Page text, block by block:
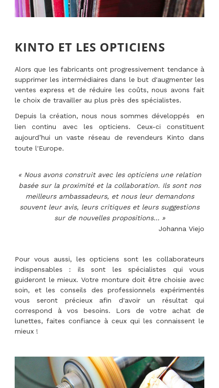
KINTO ET LES OPTICIENS
Alors que les fabricants ont progressivement tendance à
supprimer les intermédiaires dans le but d'augmenter les
ventes express et de réduire les coûts, nous avons fait
le choix de travailler au plus près des spécialistes.
Depuis la création, nous nous sommes développés
en
lien continu avec les opticiens. Ceux-ci constituent
aujourd’hui un vaste réseau de revendeurs Kinto dans
toute l'Europe.
« Nous avons construit avec les opticiens une relation
basée sur la proximité et la collaboration. Ils sont nos
meilleurs ambassadeurs, et nous leur demandons
souvent leur avis, leurs critiques et leurs suggestions
sur de nouvelles propositions… »
Johanna Viejo
Pour vous aussi, les opticiens sont les collaborateurs
indispensables : ils sont les spécialistes qui vous
guideront le mieux. Votre monture doit être choisie avec
soin, et les conseils des professionnels expérimentés
vous seront précieux afin d'avoir un résultat qui
correspond à vos besoins. Lors de votre achat de
lunettes, faites confiance à ceux qui les connaissent le
mieux !